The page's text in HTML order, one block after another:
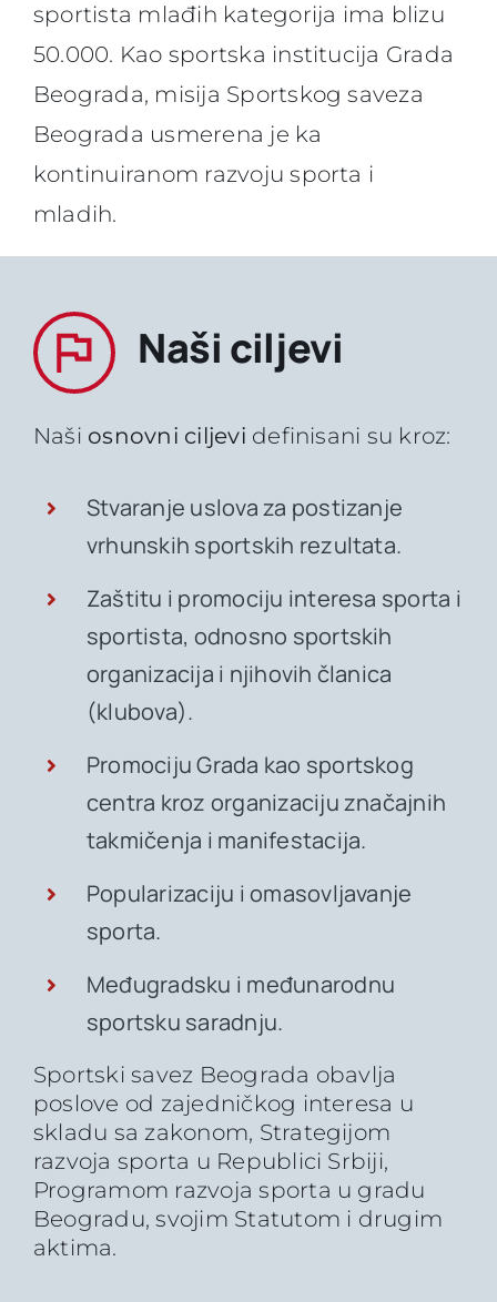
sportista mlađih kategorija ima blizu
50.000. Kao sportska institucija Grada
Beograda, misija Sportskog saveza
Beograda usmerena je ka
kontinuiranom razvoju sporta i
mladih.
Naši ciljevi
Naši osnovni ciljevi definisani su kroz:
Stvaranje uslova za postizanje
vrhunskih sportskih rezultata.
Zaštitu i promociju interesa sporta i
sportista, odnosno sportskih
organizacija i njihovih članica
(klubova).
Promociju Grada kao sportskog
centra kroz organizaciju značajnih
takmičenja i manifestacija.
Popularizaciju i omasovljavanje
sporta.
Međugradsku i međunarodnu
sportsku saradnju.
Sportski savez Beograda obavlja
poslove od zajedničkog interesa u
skladu sa zakonom, Strategijom
razvoja sporta u Republici Srbiji,
Programom razvoja sporta u gradu
Beogradu, svojim Statutom i drugim
aktima.